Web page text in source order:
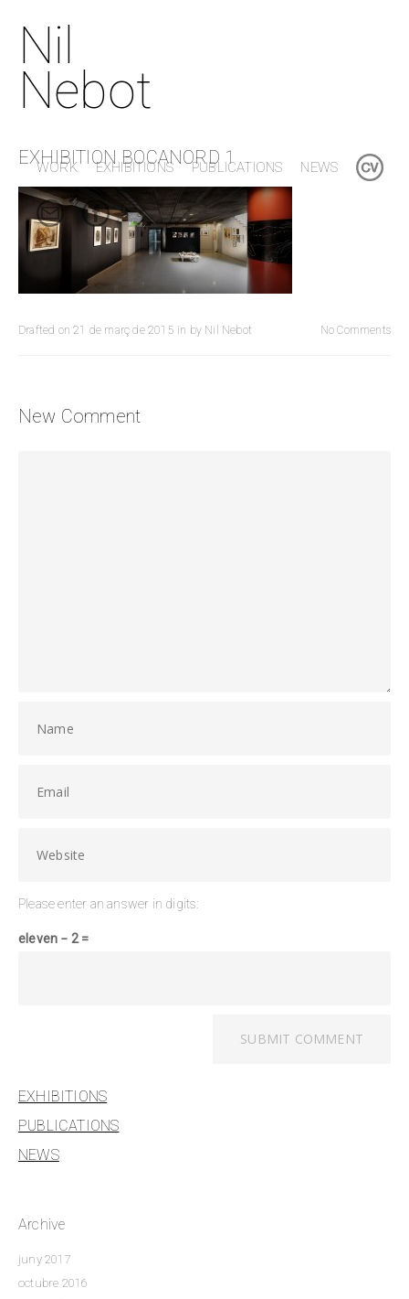
Nil
Nebot
WORK EXHIBITIONS PUBLICATIONS NEWS
EXHIBITION BOCANORD 1
No Comments
Drafted on21 de març de 2015 in by Nil Nebot
New Comment
Please enter an answer in digits:
eleven − 2 =
EXHIBITIONS
PUBLICATIONS
NEWS
Archive
juny 2017
octubre 2016